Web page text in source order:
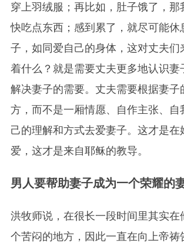
穿上羽绒服；再比如，肚子饿了，那
快吃点东西；感到累了，就尽可能休
子，如同爱自己的身体，这对丈夫们
着什么？就是需要丈夫更多地认识妻
解决妻子的需要。丈夫需要根据妻子
方，而不是一厢情愿、自作主张、自
己的理解和方式去爱妻子。这才是在
爱，这才是来自耶稣的教导。
男人要帮助妻子成为一个荣耀的
洪牧师说，在很长一段时间里其实在
个苦闷的地方，因此一直在向上帝